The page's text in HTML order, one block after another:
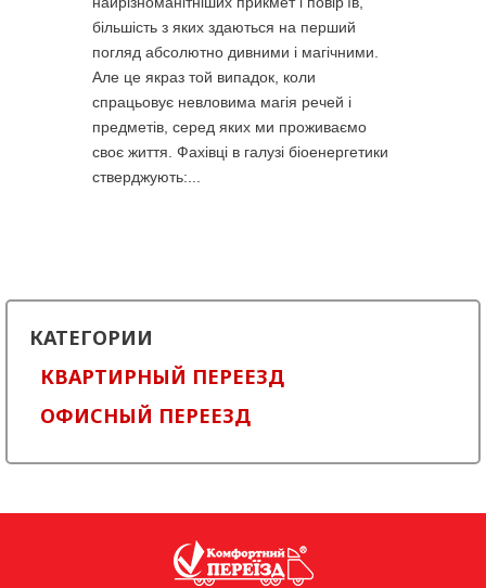
більшість з яких здаються на перший
погляд абсолютно дивними і магічними.
Але це якраз той випадок, коли
спрацьовує невловима магія речей і
предметів, серед яких ми проживаємо
своє життя. Фахівці в галузі біоенергетики
стверджують:...
КАТЕГОРИИ
КВАРТИРНЫЙ ПЕРЕЕЗД
ОФИСНЫЙ ПЕРЕЕЗД